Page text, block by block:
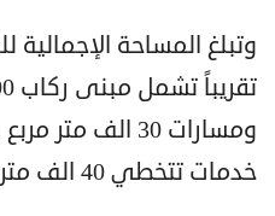
ومسارات 30 الف
خدمات تتخطي 40 الف متر مربع.